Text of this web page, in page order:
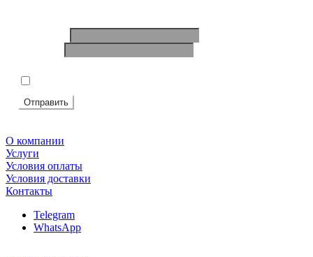
Отправить
О компании
Услуги
Условия оплаты
Условия доставки
Контакты
Telegram
WhatsApp